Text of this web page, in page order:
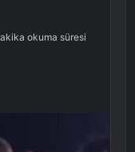
okuma süresi